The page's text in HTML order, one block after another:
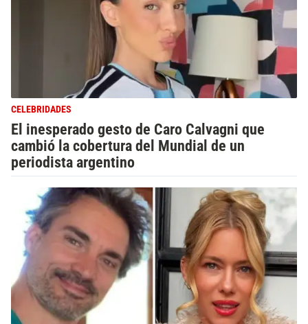
CELEBRIDADES
El inesperado gesto de Caro Calvagni que
cambió la cobertura del Mundial de un
periodista argentino